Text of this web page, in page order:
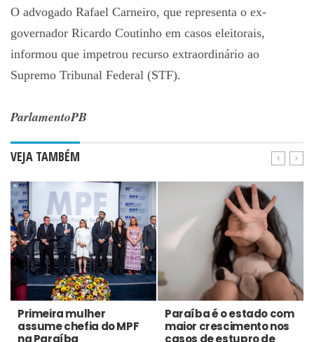
O advogado Rafael Carneiro, que representa o ex-
governador Ricardo Coutinho em casos eleitorais,
informou que impetrou recurso extraordinário ao
Supremo Tribunal Federal (STF).
ParlamentoPB
VEJA TAMBÉM
Primeira mulher
assume chefia do MPF
na Paraíba
Paraíba é o estado com
maior crescimento nos
casos de estupro de